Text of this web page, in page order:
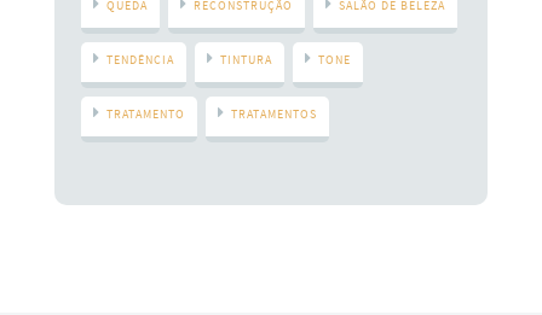
QUEDA RECONSTRUÇÃO SALÃO DE BELEZA
TENDÊNCIA TINTURA TONE
TRATAMENTO TRATAMENTOS